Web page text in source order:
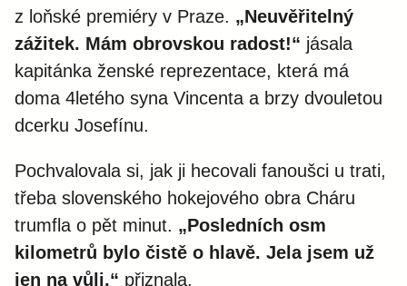
z loňské premiéry v Praze. „Neuvěřitelný
zážitek. Mám obrovskou radost!“ jásala
kapitánka ženské reprezentace, která má
doma 4letého syna Vincenta a brzy dvouletou
dcerku Josefínu.
Pochvalovala si, jak ji hecovali fanoušci u trati,
třeba slovenského hokejového obra Cháru
trumfla o pět minut. „Posledních osm
kilometrů bylo čistě o hlavě. Jela jsem už
jen na vůli,“ přiznala.